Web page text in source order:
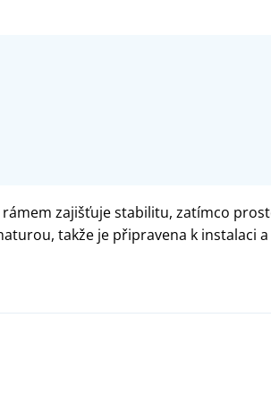
zajišťuje stabilitu, zatímco
takže je připravena k instalaci